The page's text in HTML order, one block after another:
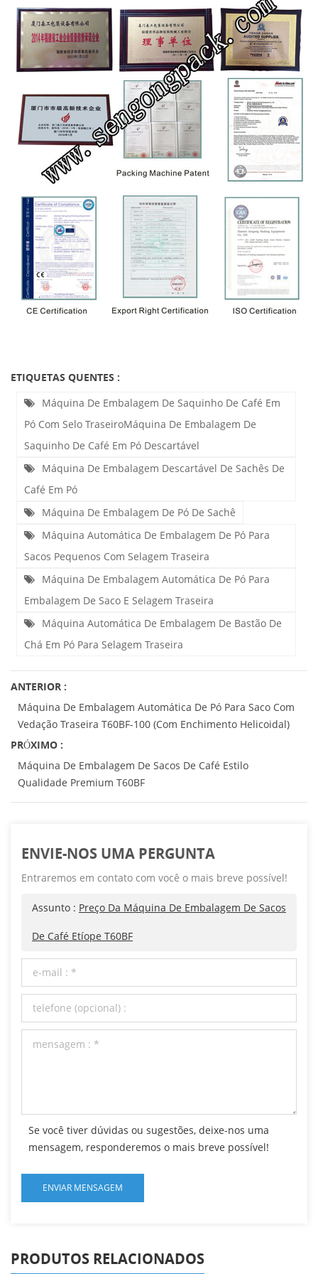
ETIQUETAS QUENTES :
Máquina De Embalagem De Saquinho De Café Em
Pó Com Selo TraseiroMáquina De Embalagem De
Saquinho De Café Em Pó Descartável
Máquina De Embalagem Descartável De Sachês De
Café Em Pó
Máquina De Embalagem De Pó De Sachê
Máquina Automática De Embalagem De Pó Para
Sacos Pequenos Com Selagem Traseira
Máquina De Embalagem Automática De Pó Para
Embalagem De Saco E Selagem Traseira
Máquina Automática De Embalagem De Bastão De
Chá Em Pó Para Selagem Traseira
ANTERIOR :
Máquina De Embalagem Automática De Pó Para Saco Com
Vedação Traseira T60BF-100 (com Enchimento Helicoidal)
PRÓXIMO :
Máquina De Embalagem De Sacos De Café Estilo
Qualidade Premium T60BF
ENVIE-NOS UMA PERGUNTA
Entraremos em contato com você o mais breve possível!
Assunto : Preço Da Máquina De Embalagem De Sacos
De Café Etíope T60BF
Se você tiver dúvidas ou sugestões, deixe-nos uma
mensagem, responderemos o mais breve possível!
PRODUTOS RELACIONADOS